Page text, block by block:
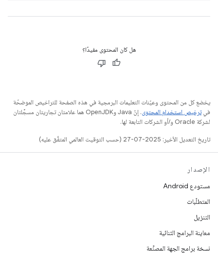
هل كان المحتوى مفيدًا؟
يخضع كل من المحتوى وعيّنات التعليمات البرمجية في هذه الصفحة للتراخيص الموضحّة
فيترخيص استخدام المحتوى
. إنّ Java وOpenJDK هما علامتان تجاريتان مسجَّلتان
لشركة Oracle و/أو الشركات التابعة لها.
تاريخ التعديل الأخير: 2025-07-27 (حسب التوقيت العالمي المتفَّق عليه)
الإصدار
مستودع Android
المتطلّبات
التنزيل
معاينة البرامج الثنائية
نسخة برامج الجهة المصنِّعة